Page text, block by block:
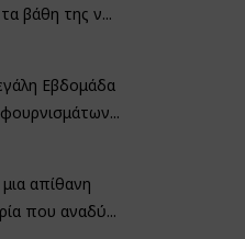
βάθη της ν...
Εβδομάδα
μια απίθανη
που αναδύ...